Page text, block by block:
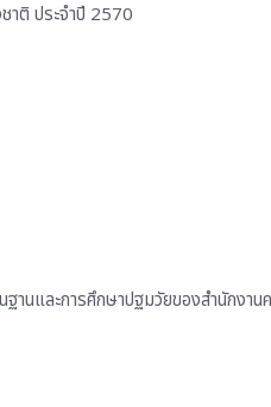
าติ ประจำปี 2570
านและการศึกษาปฐมวัยของสำนักงา